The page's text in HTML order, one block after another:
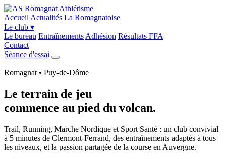
Accueil Actualités La Romagnatoise
Le club ▾
Le bureau Entraînements Adhésion Résultats FFA
Contact
Séance d'essai
Romagnat • Puy-de-Dôme
Le terrain de jeu
commence au pied du volcan.
Trail, Running, Marche Nordique et Sport Santé : un club convivial
à 5 minutes de Clermont-Ferrand, des entraînements adaptés à tous
les niveaux, et la passion partagée de la course en Auvergne.